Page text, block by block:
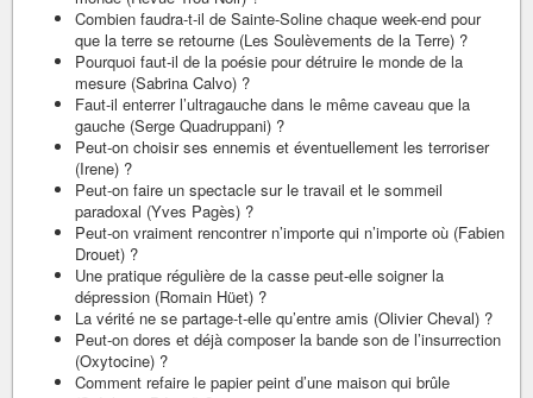
Combien faudra-t-il de Sainte-Soline chaque week-end pour
que la terre se retourne (Les Soulèvements de la Terre) ?
Pourquoi faut-il de la poésie pour détruire le monde de la
mesure (Sabrina Calvo) ?
Faut-il enterrer l’ultragauche dans le même caveau que la
gauche (Serge Quadruppani) ?
Peut-on choisir ses ennemis et éventuellement les terroriser
(Irene) ?
Peut-on faire un spectacle sur le travail et le sommeil
paradoxal (Yves Pagès) ?
Peut-on vraiment rencontrer n’importe qui n’importe où (Fabien
Drouet) ?
Une pratique régulière de la casse peut-elle soigner la
dépression (Romain Hüet) ?
La vérité ne se partage-t-elle qu’entre amis (Olivier Cheval) ?
Peut-on dores et déjà composer la bande son de l’insurrection
(Oxytocine) ?
Comment refaire le papier peint d’une maison qui brûle